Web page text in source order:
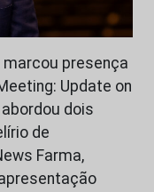
presença
Update on
dois
de
Farma,